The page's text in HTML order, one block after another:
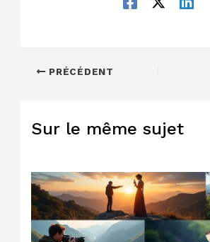
PRÉCÉDENT
Sur le même sujet